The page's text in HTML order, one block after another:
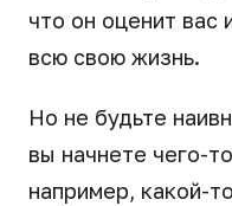
что он оценит вас
всю свою жизнь.
Но не будьте
вы начнете чего-
например, какой-